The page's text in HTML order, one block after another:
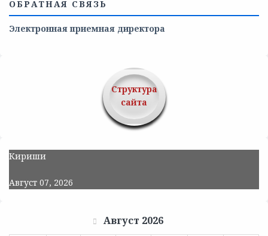
ОБРАТНАЯ СВЯЗЬ
Электронная приемная директора
Структура
сайта
Кириши
Август 07, 2026
Август 2026